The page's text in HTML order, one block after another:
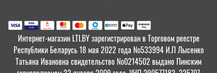
Интернет-магазин LTI.BY зарегистрирован в Торговом реестре
Республики Беларусь 18 мая 2022 года №533994 И.П Лысенко
Татьяна Ивановна свидетельство №0214502 выдано Пинским